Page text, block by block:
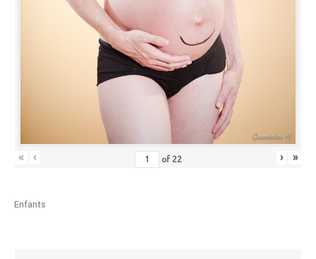
« ‹ of 22 › »
Enfants